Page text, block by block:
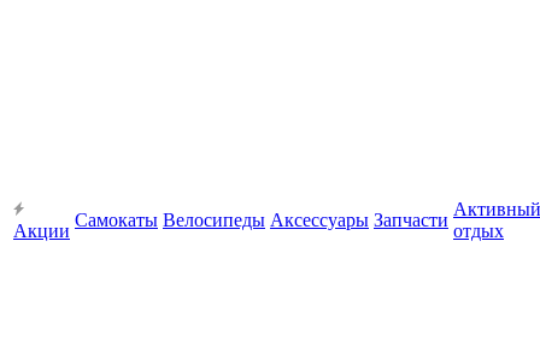
Акции
Самокаты Велосипеды Аксессуары Запчасти
Активный
отдых